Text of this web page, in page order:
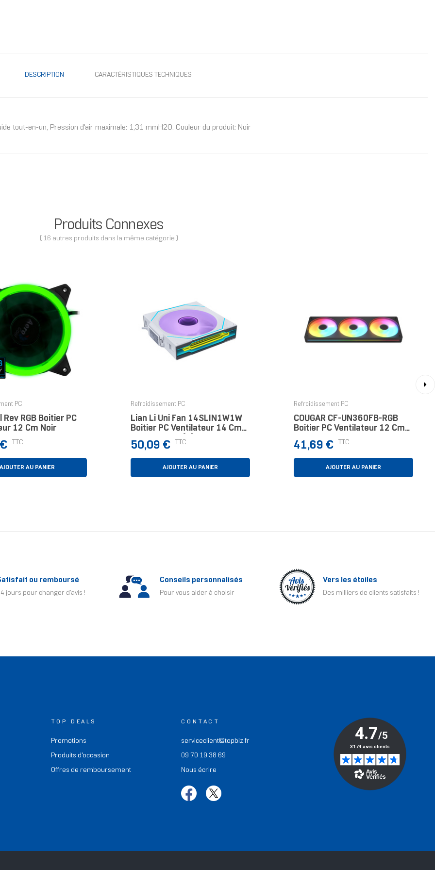
DESCRIPTION CARACTÉRISTIQUES TECHNIQUES
tout-en-un, Pression d'air maximale: 1,31 mmH2O. Couleur du produit: Noir
Produits Connexes
( 16 autres produits dans la même catégorie )
PC
Rev RGB Boitier PC
12 Cm Noir
TTC
AJOUTER AU PANIER
Refroidissement PC
Lian Li Uni Fan 14SLIN1W1W
Boitier PC Ventilateur 14 Cm
Blanc 1 Pièce(s)
Prix
50,09 € TTC
AJOUTER AU PANIER
Refroidissement PC
COUGAR CF-UN360FB-RGB
Boitier PC Ventilateur 12 Cm
Prix
41,69 € TTC
AJOUTER AU PANIER
ou remboursé
jours pour changer d'avis !
Conseils personnalisés
Pour vous aider à choisir
Vers les étoiles
Des milliers de clients satisfaits !
TOP DEALS
Promotions
Produits d'occasion
Offres de remboursement
CONTACT
serviceclient@topbiz.fr
09 70 19 38 69
Nous écrire